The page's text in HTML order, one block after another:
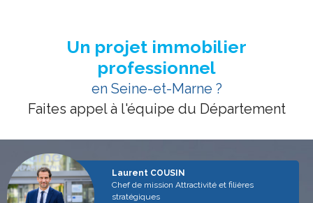
Un projet immobilier
professionnel
en Seine-et-Marne ?
Faites appel à l'équipe du Département
Laurent COUSIN
Chef de mission Attractivité et filières
stratégiques